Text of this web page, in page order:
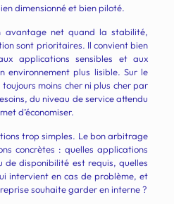
dimensionné et bien piloté.
avantage net quand la stabilité,
sont prioritaires. Il convient bien
applications sensibles et aux
environnement plus lisible. Sur le
moins cher ni plus cher par
du niveau de service attendu
d’économiser.
trop simples. Le bon arbitrage
concrètes : quelles applications
de disponibilité est requis, quelles
intervient en cas de problème, et
souhaite garder en interne ?